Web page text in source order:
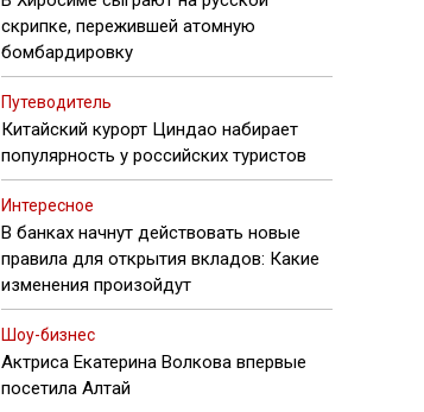
скрипке, пережившей атомную
бомбардировку
Путеводитель
Китайский курорт Циндао набирает
популярность у российских туристов
Интересное
В банках начнут действовать новые
правила для открытия вкладов: Какие
изменения произойдут
Шоу-бизнес
Актриса Екатерина Волкова впервые
посетила Алтай